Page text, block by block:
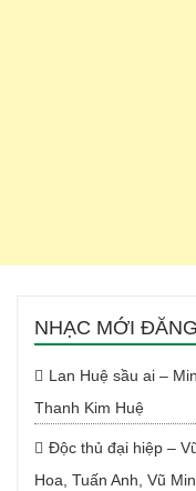
NHẠC MỚI ĐĂNG
Lan Huệ sầu ai –
Thanh Kim Huệ
Độc thủ đại hiệp –
Hoa, Tuấn Anh, Vũ